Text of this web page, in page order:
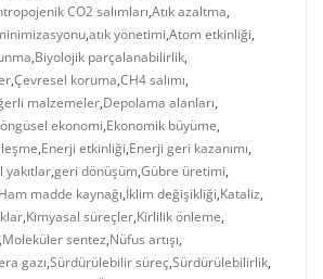
CO2 salımları,Atık azaltma,
,atık yönetimi,Atom etkinliği,
,Biyolojik parçalanabilirlik,
,Çevresel koruma,CH4 salımı,
malzemeler,Depolama alanları,
ekonomi,Ekonomik büyüme,
,Enerji etkinliği,Enerji geri kazanımı,
yakıtlar,geri dönüşüm,Gübre üretimi,
Ham madde kaynağı,İklim değişikliği,Kataliz,
,Kimyasal süreçler,Kirlilik önleme,
,Moleküler sentez,Nüfus artışı,
gazı,Sürdürülebilir süreç,Sürdürülebilirlik,